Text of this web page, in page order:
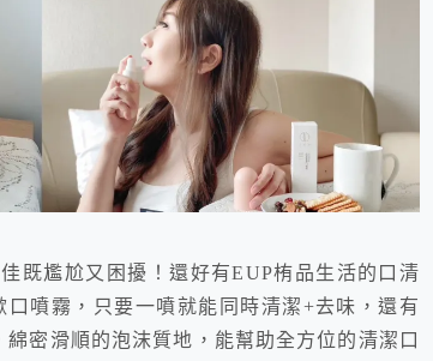
既尷尬又困擾！還好有EUP栯品生活的口清
噴霧，只要一噴就能同時清潔+去味，還有
密滑順的泡沫質地，能幫助全方位的清潔口